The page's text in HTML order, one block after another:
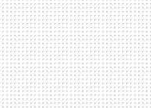
MAIL